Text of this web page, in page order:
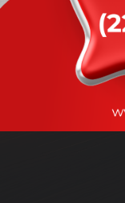
Nossos
durante o